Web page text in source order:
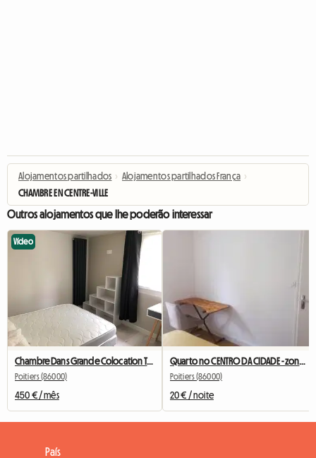
Alojamentos partilhados › Alojamentos partilhados França ›
CHAMBRE EN CENTRE-VILLE
Outros alojamentos que lhe poderão interessar
Vídeo
Chambre Dans Grande Colocation Très Bien Située
Poitiers (86000)
450 € / mês
Poitiers (86000)
20 € / noite
País